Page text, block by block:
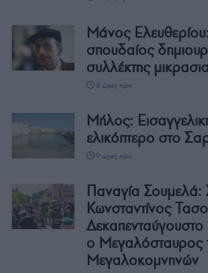
Μάνος
σπουδαίος
συλλέκτης
8 ώρες πριν
Μήλος:
ελικόπτερο στο
9 ώρες πριν
Παναγία Σουμελά:
Κωνσταντίνος
ο Μεγαλόσταυρος
Μεγαλοκομνηνών